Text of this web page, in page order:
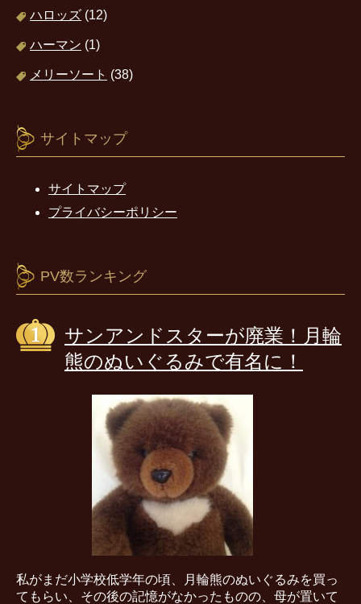
ハロッズ (12)
ハーマン (1)
メリーソート (38)
サイトマップ
サイトマップ
プライバシーポリシー
PV数ランキング
サンアンドスターが廃業！月輪
熊のぬいぐるみで有名に！
私がまだ小学校低学年の頃、月輪熊のぬいぐるみを買っ
てもらい、その後の記憶がなかったものの、母が置いて